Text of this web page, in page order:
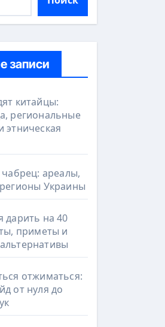
записи
китайцы:
региональные
этническая
чабрец: ареалы,
Украины
дарить на 40
приметы и
отжиматься:
от нуля до